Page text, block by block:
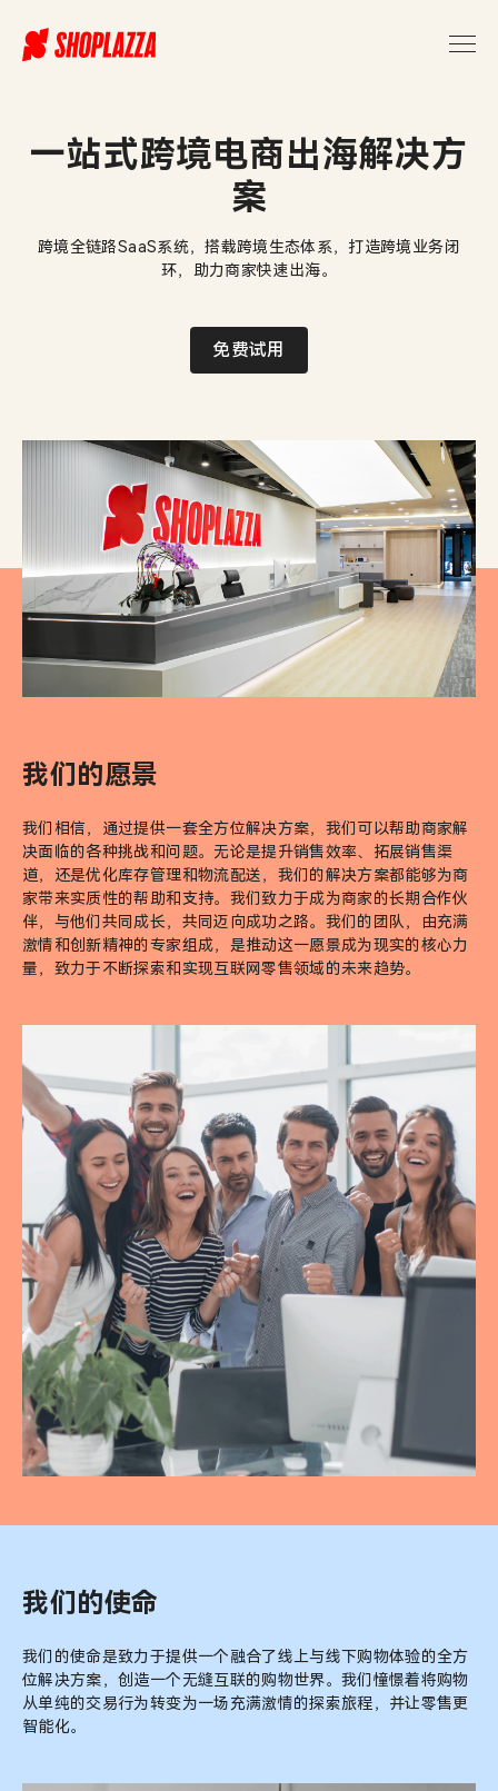
一站式跨境电商出海解决方
案
跨境全链路SaaS系统，搭载跨境生态体系，打造跨境业务闭
环，助力商家快速出海。
免费试用
我们的愿景
我们相信，通过提供一套全方位解决方案，我们可以帮助商家解
决面临的各种挑战和问题。无论是提升销售效率、拓展销售渠
道，还是优化库存管理和物流配送，我们的解决方案都能够为商
家带来实质性的帮助和支持。我们致力于成为商家的长期合作伙
伴，与他们共同成长，共同迈向成功之路。我们的团队，由充满
激情和创新精神的专家组成，是推动这一愿景成为现实的核心力
量，致力于不断探索和实现互联网零售领域的未来趋势。
我们的使命
我们的使命是致力于提供一个融合了线上与线下购物体验的全方
位解决方案，创造一个无缝互联的购物世界。我们憧憬着将购物
从单纯的交易行为转变为一场充满激情的探索旅程，并让零售更
智能化。